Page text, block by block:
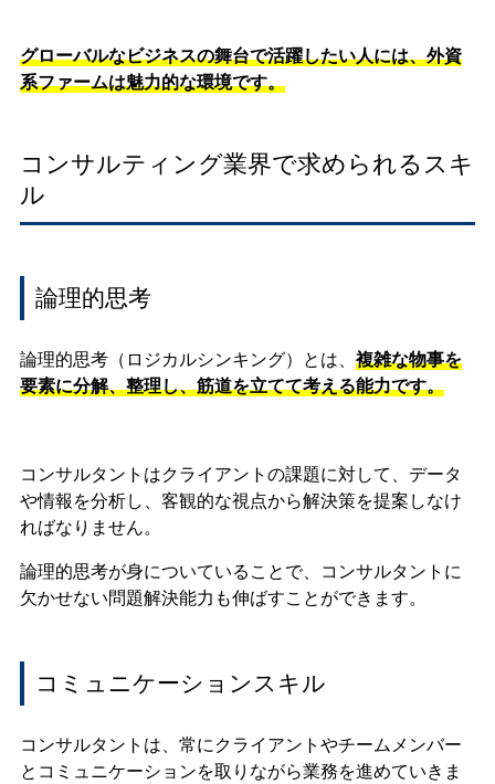
グローバルなビジネスの舞台で活躍したい人には、外資
系ファームは魅力的な環境です。
コンサルティング業界で求められるスキ
ル
論理的思考
論理的思考（ロジカルシンキング）とは、 複雑な物事を
要素に分解、整理し、筋道を立てて考える能力です。
コンサルタントはクライアントの課題に対して、データ
や情報を分析し、客観的な視点から解決策を提案しなけ
ればなりません。
論理的思考が身についていることで、コンサルタントに
欠かせない問題解決能力も伸ばすことができます。
コミュニケーションスキル
コンサルタントは、常にクライアントやチームメンバー
とコミュニケーションを取りながら業務を進めていきま